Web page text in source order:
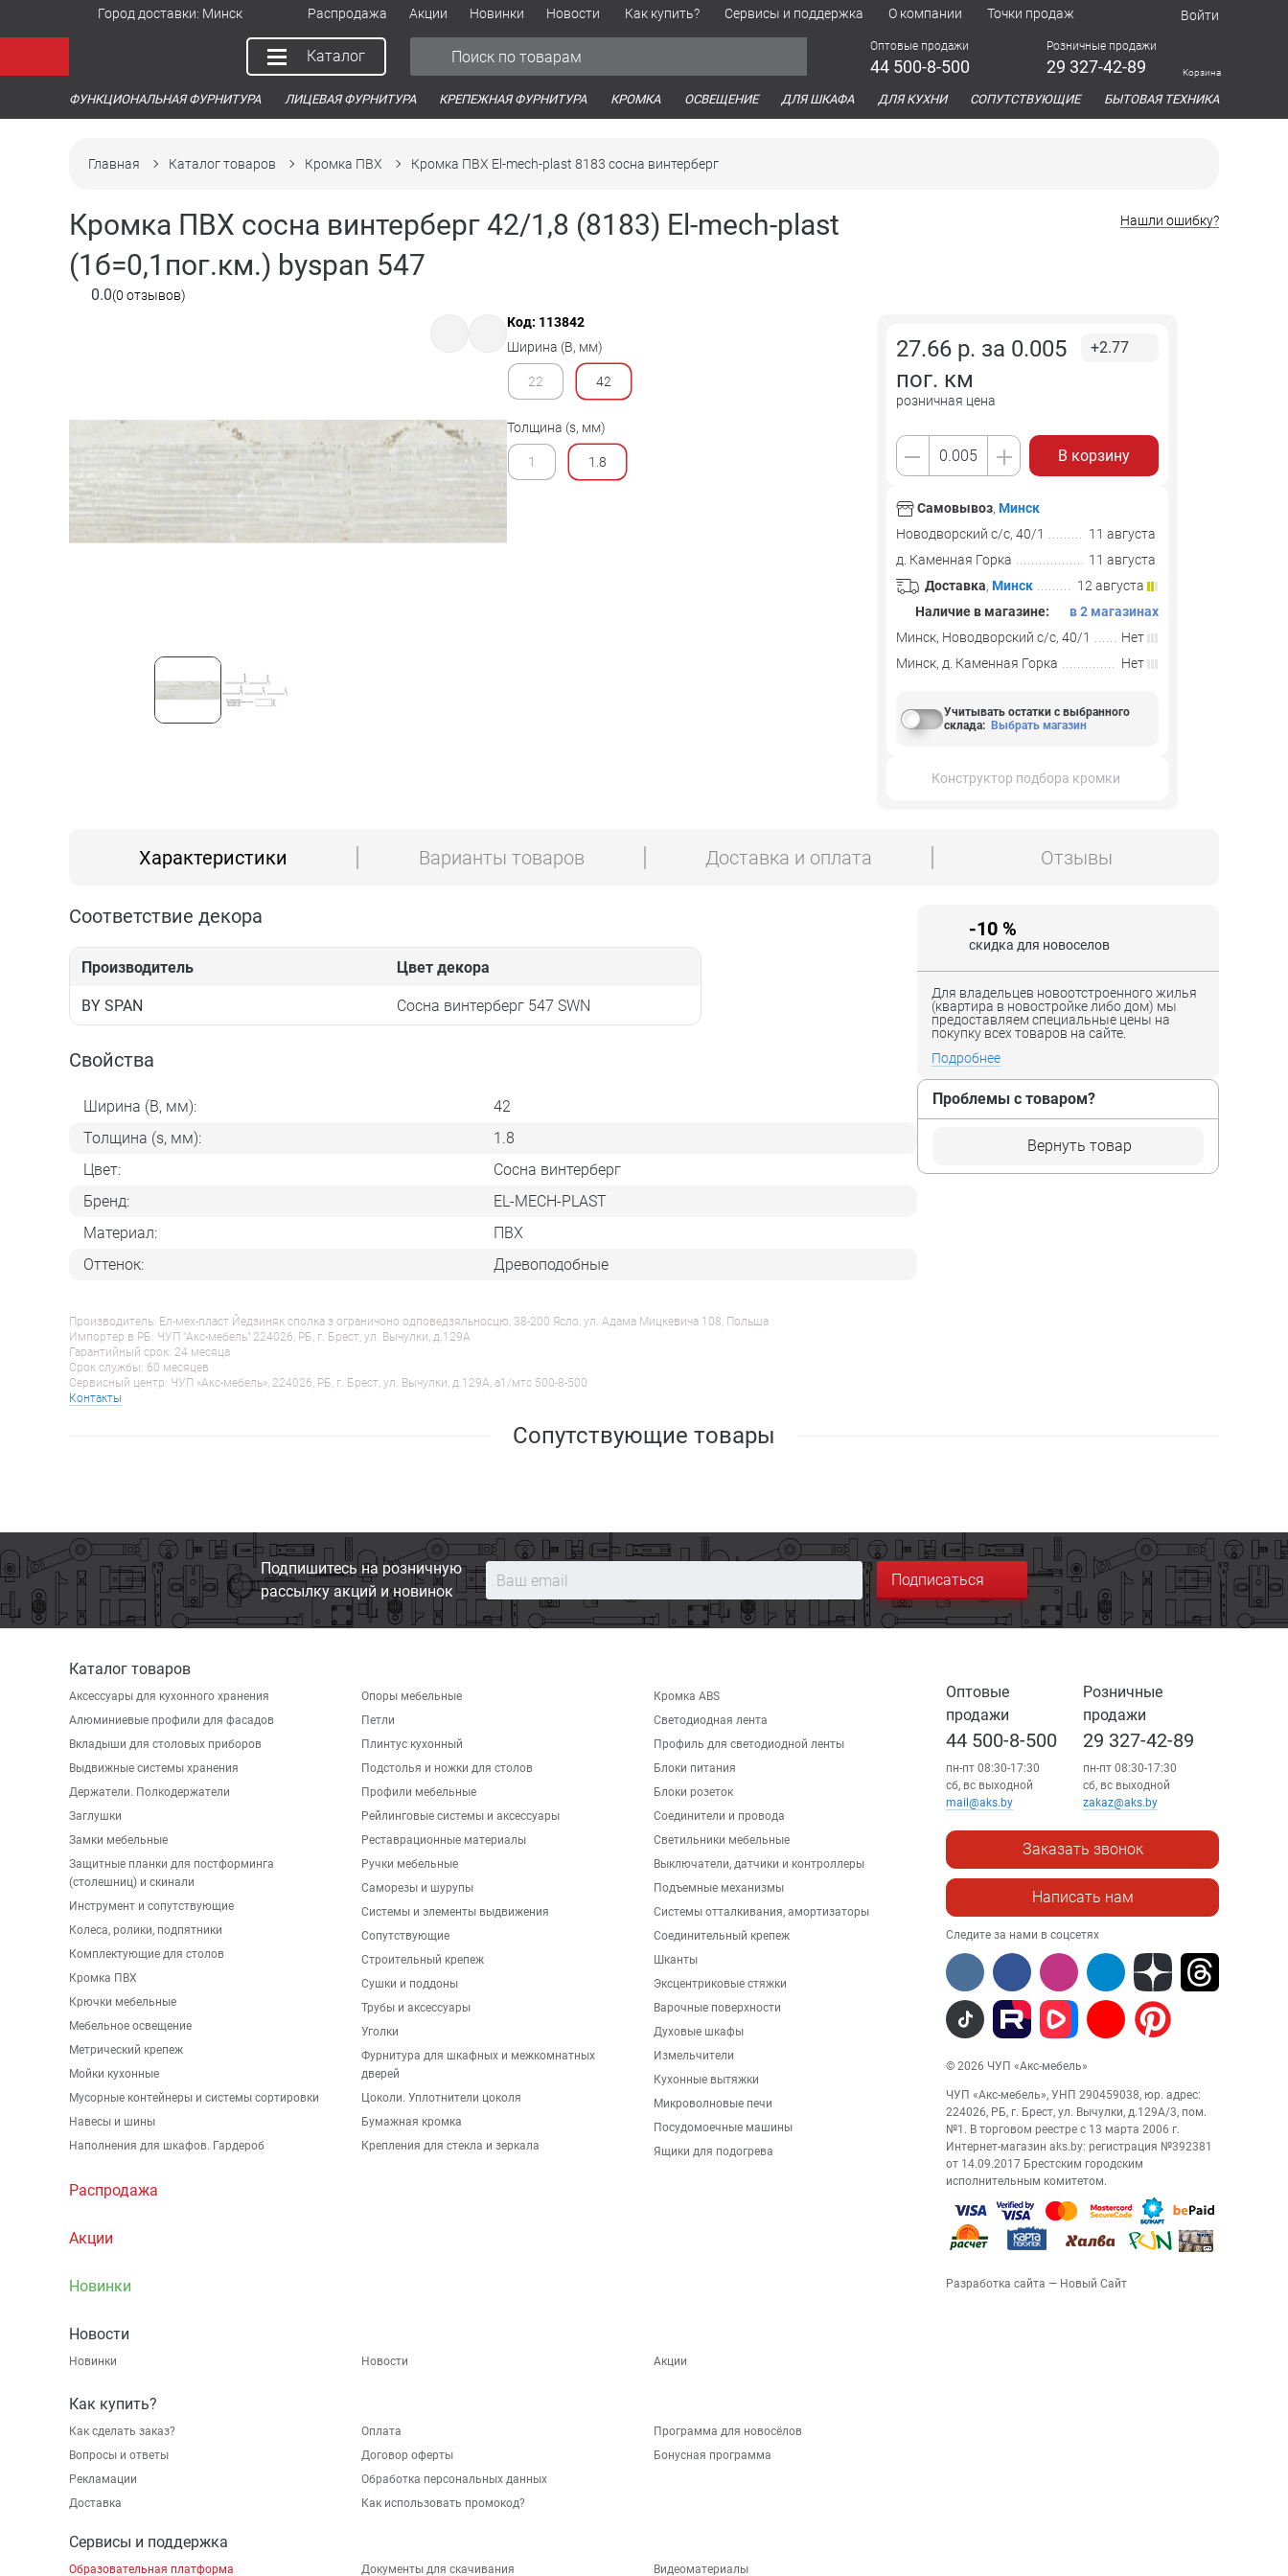
Город доставки: Минск Распродажа Акции Новинки Новости Как купить? Сервисы и поддержка О компании Точки продаж Войти
Каталог
Оптовые продажи
44 500-8-500
Розничные продажи
29 327-42-89 Корзина
ФУНКЦИОНАЛЬНАЯ ФУРНИТУРА ЛИЦЕВАЯ ФУРНИТУРА КРЕПЕЖНАЯ ФУРНИТУРА КРОМКА ОСВЕЩЕНИЕ ДЛЯ ШКАФА ДЛЯ КУХНИ СОПУТСТВУЮЩИЕ БЫТОВАЯ ТЕХНИКА
Главная Каталог товаров Кромка ПВХ Кромка ПВХ El-mech-plast 8183 сосна винтерберг
Кромка ПВХ сосна винтерберг 42/1,8 (8183) El-mech-plast
(1б=0,1пог.км.) byspan 547
0.0(0 отзывов)
Нашли ошибку?
Код: 113842
Ширина (B, мм)
22 42
Толщина (s, мм)
1 1.8
27.66 р. за 0.005
пог. км
розничная цена
+2.77
В корзину
Самовывоз, Минск
Новодворский с/с, 40/1
11 августа
д. Каменная Горка
11 августа
Доставка, Минск
12 августа
Наличие в магазине:
в 2 магазинах
Минск, Новодворский с/с, 40/1
Нет
Минск, д. Каменная Горка
Нет
Учитывать остатки с выбранного
склада: Выбрать магазин
Конструктор подбора кромки
Характеристики Варианты товаров Доставка и оплата Отзывы
Соответствие декора
Производитель Цвет декора
BY SPAN Сосна винтерберг 547 SWN
Свойства
Ширина (B, мм):
42
Толщина (s, мм):
1.8
Цвет:
Сосна винтерберг
Бренд:
EL-MECH-PLAST
Материал:
ПВХ
Оттенок:
Древоподобные
Производитель: Ел-мех-пласт Йедзиняк сполка з ограничоно одповедзяльносцю, 38-200 Ясло, ул. Адама Мицкевича 108, Польша
Импортер в РБ: ЧУП "Акс-мебель" 224026, РБ, г. Брест, ул. Вычулки, д.129А
Гарантийный срок: 24 месяца
Срок службы: 60 месяцев
Сервисный центр: ЧУП «Акс-мебель», 224026, РБ, г. Брест, ул. Вычулки, д.129А, a1/мтс 500-8-500
Контакты
-10 %
скидка для новоселов
Для владельцев новоотстроенного жилья
(квартира в новостройке либо дом) мы
предоставляем специальные цены на
покупку всех товаров на сайте.
Подробнее
Проблемы с товаром?
Вернуть товар
Сопутствующие товары
Подпишитесь на розничную
рассылку акций и новинок
Подписаться
Каталог товаров
Аксессуары для кухонного хранения
Алюминиевые профили для фасадов
Вкладыши для столовых приборов
Выдвижные системы хранения
Держатели. Полкодержатели
Заглушки
Замки мебельные
Защитные планки для постформинга
(столешниц) и скинали
Инструмент и сопутствующие
Колеса, ролики, подпятники
Комплектующие для столов
Кромка ПВХ
Крючки мебельные
Мебельное освещение
Метрический крепеж
Мойки кухонные
Мусорные контейнеры и системы сортировки
Навесы и шины
Наполнения для шкафов. Гардероб
Опоры мебельные
Петли
Плинтус кухонный
Подстолья и ножки для столов
Профили мебельные
Рейлинговые системы и аксессуары
Реставрационные материалы
Ручки мебельные
Саморезы и шурупы
Системы и элементы выдвижения
Сопутствующие
Строительный крепеж
Сушки и поддоны
Трубы и аксессуары
Уголки
Фурнитура для шкафных и межкомнатных
дверей
Цоколи. Уплотнители цоколя
Бумажная кромка
Крепления для стекла и зеркала
Кромка ABS
Светодиодная лента
Профиль для светодиодной ленты
Блоки питания
Блоки розеток
Соединители и провода
Светильники мебельные
Выключатели, датчики и контроллеры
Подъемные механизмы
Системы отталкивания, амортизаторы
Соединительный крепеж
Шканты
Эксцентриковые стяжки
Варочные поверхности
Духовые шкафы
Измельчители
Кухонные вытяжки
Микроволновые печи
Посудомоечные машины
Ящики для подогрева
Распродажа
Акции
Новинки
Новости
Новинки Новости Акции
Как купить?
Как сделать заказ?
Вопросы и ответы
Рекламации
Доставка
Оплата
Договор оферты
Обработка персональных данных
Как использовать промокод?
Программа для новосёлов
Бонусная программа
Сервисы и поддержка
Образовательная платформа Документы для скачивания Видеоматериалы
Оптовые
продажи
44 500-8-500
пн-пт 08:30-17:30
сб, вс выходной
mail@aks.by
Розничные
продажи
29 327-42-89
пн-пт 08:30-17:30
сб, вс выходной
zakaz@aks.by
Заказать звонок
Написать нам
Следите за нами в соцсетях
© 2026 ЧУП «Акс-мебель»
ЧУП «Акс-мебель», УНП 290459038, юр. адрес:
224026, РБ, г. Брест, ул. Вычулки, д.129А/3, пом.
№1. В торговом реестре с 13 марта 2006 г.
Интернет-магазин aks.by: регистрация №392381
от 14.09.2017 Брестским городским
исполнительным комитетом.
Разработка сайта — Новый Сайт